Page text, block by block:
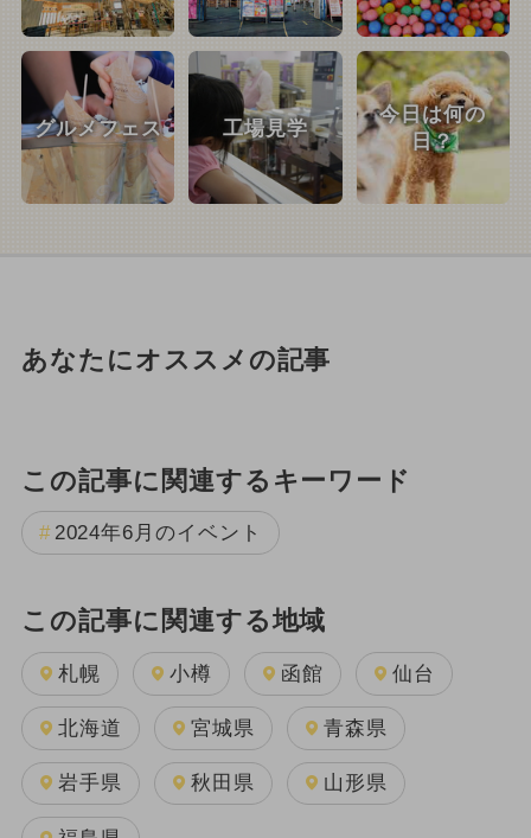
グルメフェス 工場見学
今日は何の
日？
あなたにオススメの記事
この記事に関連するキーワード
2024年6月のイベント
この記事に関連する地域
札幌 小樽 函館 仙台
北海道 宮城県 青森県
岩手県 秋田県 山形県